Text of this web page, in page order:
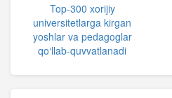
Top-300 xorijiy
universitetlarga kirgan
yoshlar va pedagoglar
qo‘llab-quvvatlanadi